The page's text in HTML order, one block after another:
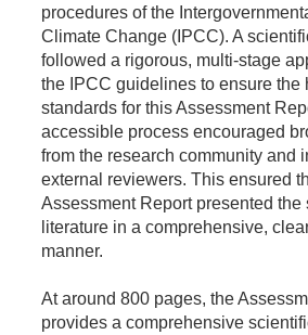
procedures of the
Climate Change (IPCC). A
followed a rigorous, multi-stage
the IPCC guidelines to ensure the
standards for this Assessment
accessible process encouraged
from the research community and
external reviewers. This ensured
Assessment Report presented the
literature in a comprehensive,
manner.
At around 800 pages, the
provides a comprehensive